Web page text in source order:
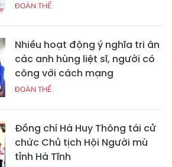
ĐOÀN THỂ
Nhiều hoạt động ý nghĩa tri ân
các anh hùng liệt sĩ, người có
công với cách mạng
ĐOÀN THỂ
Đồng chí Hà Huy Thông tái cử
chức Chủ tịch Hội Người mù
tỉnh Hà Tĩnh